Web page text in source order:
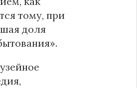
тому, при
доля